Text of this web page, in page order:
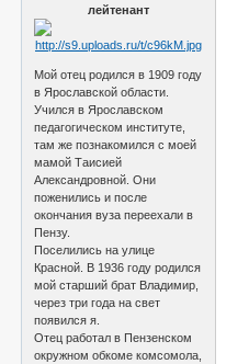
лейтенант
Мой отец родился в 1909 году
в Ярославской области.
Учился в Ярославском
педагогическом институте,
там же познакомился с моей
мамой Таисией
Александровной. Они
поженились и после
окончания вуза переехали в
Пензу.
Поселились на улице
Красной. В 1936 году родился
мой старший брат Владимир,
через три года на свет
появился я.
Отец работал в Пензенском
окружном обкоме комсомола,